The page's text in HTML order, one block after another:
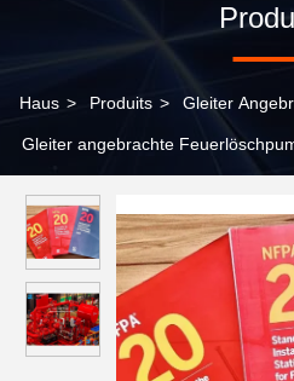
Haus > Produits > Gleiter
Gleiter angebrachte